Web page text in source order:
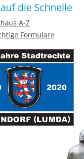
die Schnelle
A-Z
Formulare